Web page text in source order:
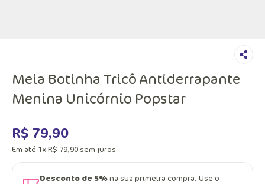
Meia Botinha Tricô Antiderrapante
Menina Unicórnio Popstar
R$ 79,90
Em até 1xR$ 79,90 sem juros
Desconto de 5%na sua primeira compra. Use o